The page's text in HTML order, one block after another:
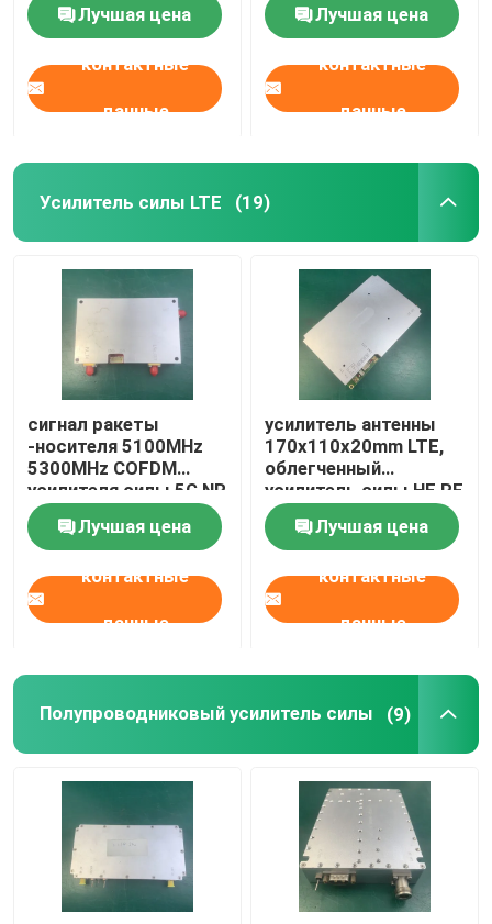
Главная страница
Продукция
О Компании
Наша фабрика
контроль качества
усилитель силы rf
Усилитель силы LTE
Лучшая цена
контактные
данные
Лучшая цена
контактные
данные
Усилитель силы LTE (19)
сигнал ракеты
-носителя 5100MHz
5300MHz COFDM
усилителя силы 5G NR
FR1 LTE
Лучшая цена
контактные
данные
усилитель антенны
170x110x20mm LTE,
облегченный
усилитель силы HF RF
Лучшая цена
контактные
данные
Полупроводниковый усилитель силы (9)